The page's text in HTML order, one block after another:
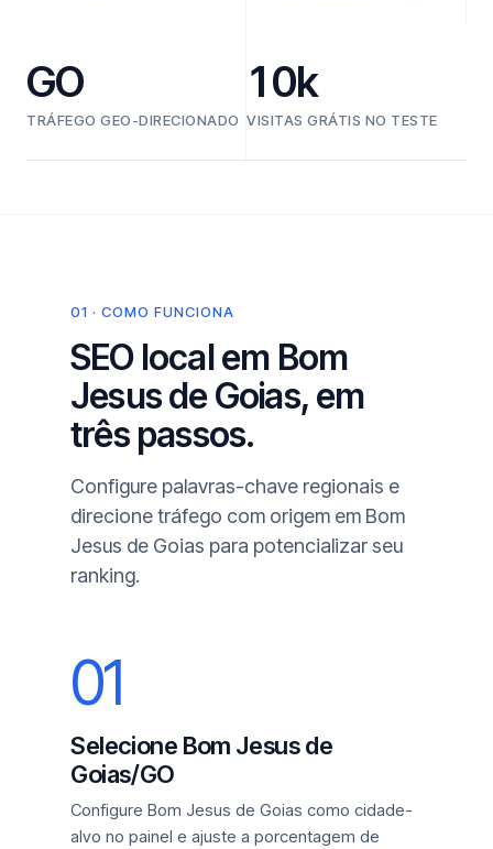
GO
TRÁFEGO GEO-DIRECIONADO
10k
VISITAS GRÁTIS NO TESTE
01 · COMO FUNCIONA
SEO local em Bom
Jesus de Goias, em
três passos.
Configure palavras-chave regionais e
direcione tráfego com origem em Bom
Jesus de Goias para potencializar seu
ranking.
01
Selecione Bom Jesus de
Goias/GO
Configure Bom Jesus de Goias como cidade-
alvo no painel e ajuste a porcentagem de